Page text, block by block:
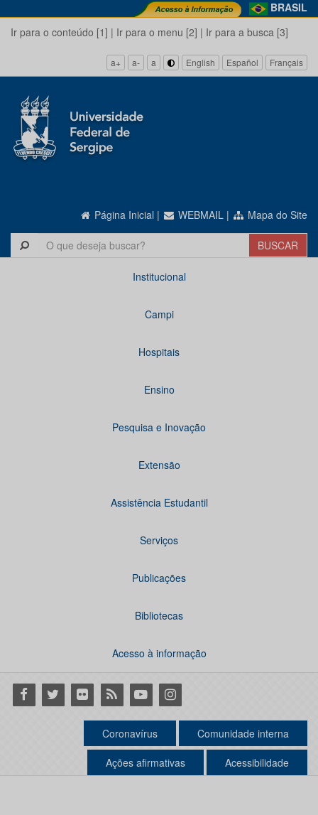
BRASIL
Ir para o conteúdo [1] | Ir para o menu [2] | Ir para a busca [3]
a+ a- a English Español Français
Página Inicial | WEBMAIL | Mapa do Site
Institucional
Campi
Hospitais
Ensino
Pesquisa e Inovação
Extensão
Assistência Estudantil
Serviços
Publicações
Bibliotecas
Acesso à informação
Facebook
Twitter Flickr RSS YoutubeInstagram
Coronavírus Comunidade interna
Ações afirmativas Acessibilidade